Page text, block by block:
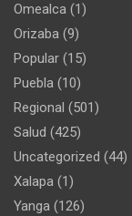
Omealca (1)
Orizaba (9)
Popular (15)
Puebla (10)
Regional (501)
Salud (425)
Uncategorized (44)
Xalapa (1)
Yanga (126)